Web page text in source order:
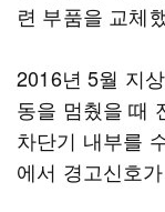
련 부품을 교체
2016년 5월 지
동을 멈췄을 때
차단기 내부를
에서 경고신호